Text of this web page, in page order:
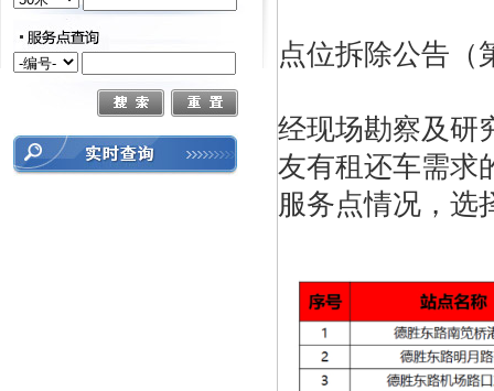
点位拆除公告
经现场勘察及研
友有租还车需求
服务点情况，